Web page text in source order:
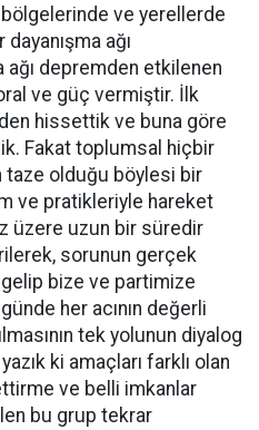
ve yerellerde
ağı
ağı depremden etkilenen
ve güç vermiştir. İlk
hissettik ve buna göre
Fakat toplumsal hiçbir
taze olduğu böylesi bir
ve pratikleriyle hareket
üzere uzun bir süredir
sorunun gerçek
gelip bize ve partimize
her acının değerli
tek yolunun diyalog
ki amaçları farklı olan
ve belli imkanlar
bu grup tekrar